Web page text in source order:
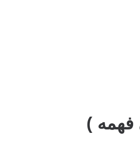
فهمه )